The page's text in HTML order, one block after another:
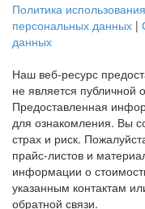
Политика
персональных данных |
данных
Наш веб-ресурс
не является публичной
Предоставленная
для ознакомления. Вы
страх и риск.
прайс-листов и
информации о
указанным контактам
обратной связи.